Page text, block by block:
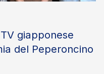
giapponese
del Peperoncino